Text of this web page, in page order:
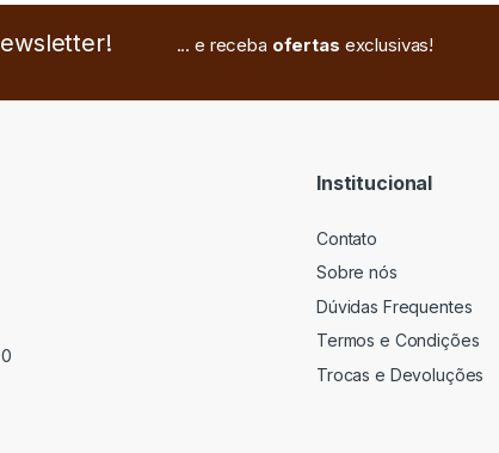
... e receba ofertas exclusivas!
Institucional
Contato
Sobre nós
Dúvidas Frequentes
Termos e Condições
Trocas e Devoluções